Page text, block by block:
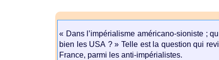
« Dans l’impérialisme américano-sioniste ;
bien les USA ? » Telle est la question qui
France, parmi les anti-impérialistes.